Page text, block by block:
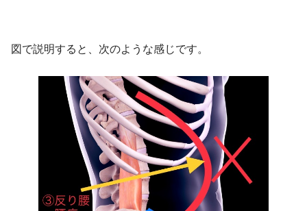
図で説明すると、次のような感じです。